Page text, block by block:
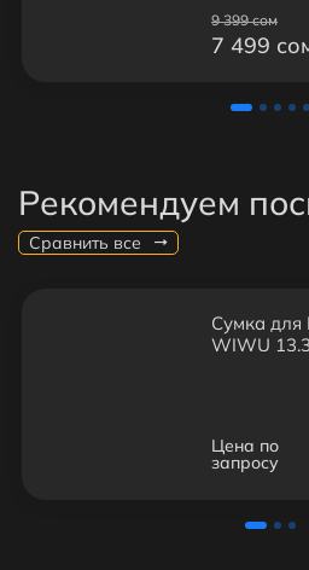
9 399 сом
7 499
Рекомендуем
Сравнить все
Сумка для
WIWU 13.3
Цена по
запросу